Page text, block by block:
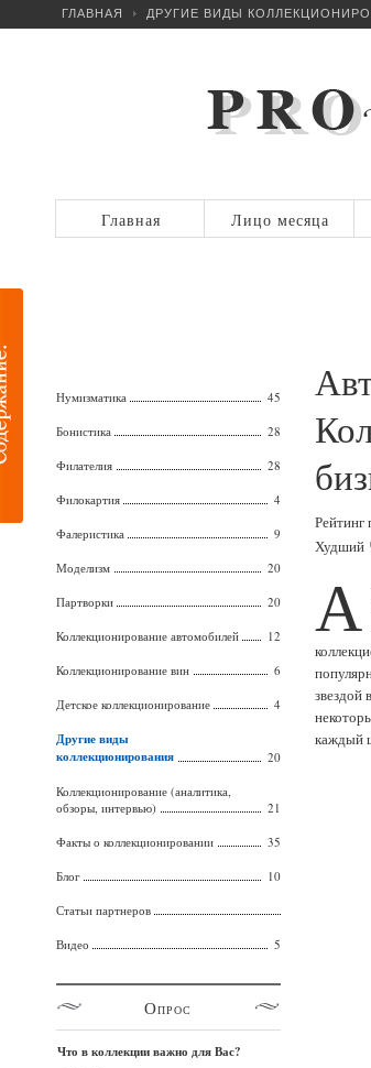
ГЛАВНАЯ ДРУГИЕ ВИДЫ
Главная Лицо месяца
Рейтинг
Худший
А
звездой
каждый
Нумизматика 45
Бонистика 28
Филателия 28
Филокартия 4
Фалеристика 9
Моделизм 20
Партворки 20
Коллекционирование автомобилей 12
Коллекционирование вин 6
Детское коллекционирование 4
Другие виды
коллекционирования
20
Коллекционирование (аналитика,
обзоры, интервью)
21
Факты о коллекционировании 35
Блог 10
Статьи партнеров
Видео 5
Опрос
Что в коллекции важно для Вас?